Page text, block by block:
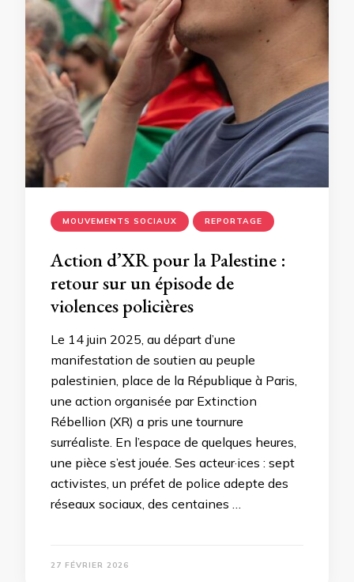
MOUVEMENTS SOCIAUX REPORTAGE
Action d’XR pour la Palestine :
retour sur un épisode de
violences policières
Le 14 juin 2025, au départ d’une
manifestation de soutien au peuple
palestinien, place de la République à Paris,
une action organisée par Extinction
Rébellion (XR) a pris une tournure
surréaliste. En l’espace de quelques heures,
une pièce s’est jouée. Ses acteur·ices : sept
activistes, un préfet de police adepte des
réseaux sociaux, des centaines …
27 FÉVRIER 2026